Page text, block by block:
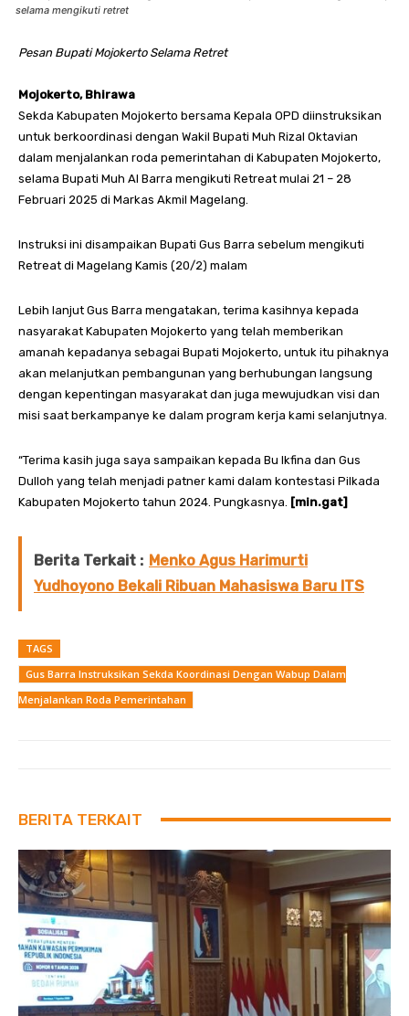
selama mengikuti retret
Pesan Bupati Mojokerto Selama Retret
Mojokerto, Bhirawa
Sekda Kabupaten Mojokerto bersama Kepala OPD diinstruksikan
untuk berkoordinasi dengan Wakil Bupati Muh Rizal Oktavian
dalam menjalankan roda pemerintahan di Kabupaten Mojokerto,
selama Bupati Muh Al Barra mengikuti Retreat mulai 21 – 28
Februari 2025 di Markas Akmil Magelang.
Instruksi ini disampaikan Bupati Gus Barra sebelum mengikuti
Retreat di Magelang Kamis (20/2) malam
Lebih lanjut Gus Barra mengatakan, terima kasihnya kepada
nasyarakat Kabupaten Mojokerto yang telah memberikan
amanah kepadanya sebagai Bupati Mojokerto, untuk itu pihaknya
akan melanjutkan pembangunan yang berhubungan langsung
dengan kepentingan masyarakat dan juga mewujudkan visi dan
misi saat berkampanye ke dalam program kerja kami selanjutnya.
“Terima kasih juga saya sampaikan kepada Bu Ikfina dan Gus
Dulloh yang telah menjadi patner kami dalam kontestasi Pilkada
Kabupaten Mojokerto tahun 2024. Pungkasnya.
[min.gat]
Berita Terkait : Menko Agus Harimurti
Yudhoyono Bekali Ribuan Mahasiswa Baru ITS
TAGS
Gus Barra Instruksikan Sekda Koordinasi Dengan Wabup Dalam
Menjalankan Roda Pemerintahan
BERITA TERKAIT